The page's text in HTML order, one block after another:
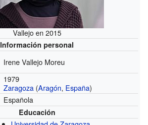
Vallejo en 2015
Información personal
Irene Vallejo Moreu
1979
Zaragoza (Aragón, España)
Española
Educación